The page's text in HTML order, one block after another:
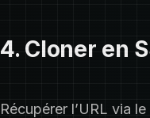
4. Cloner en
Récupérer l’URL via